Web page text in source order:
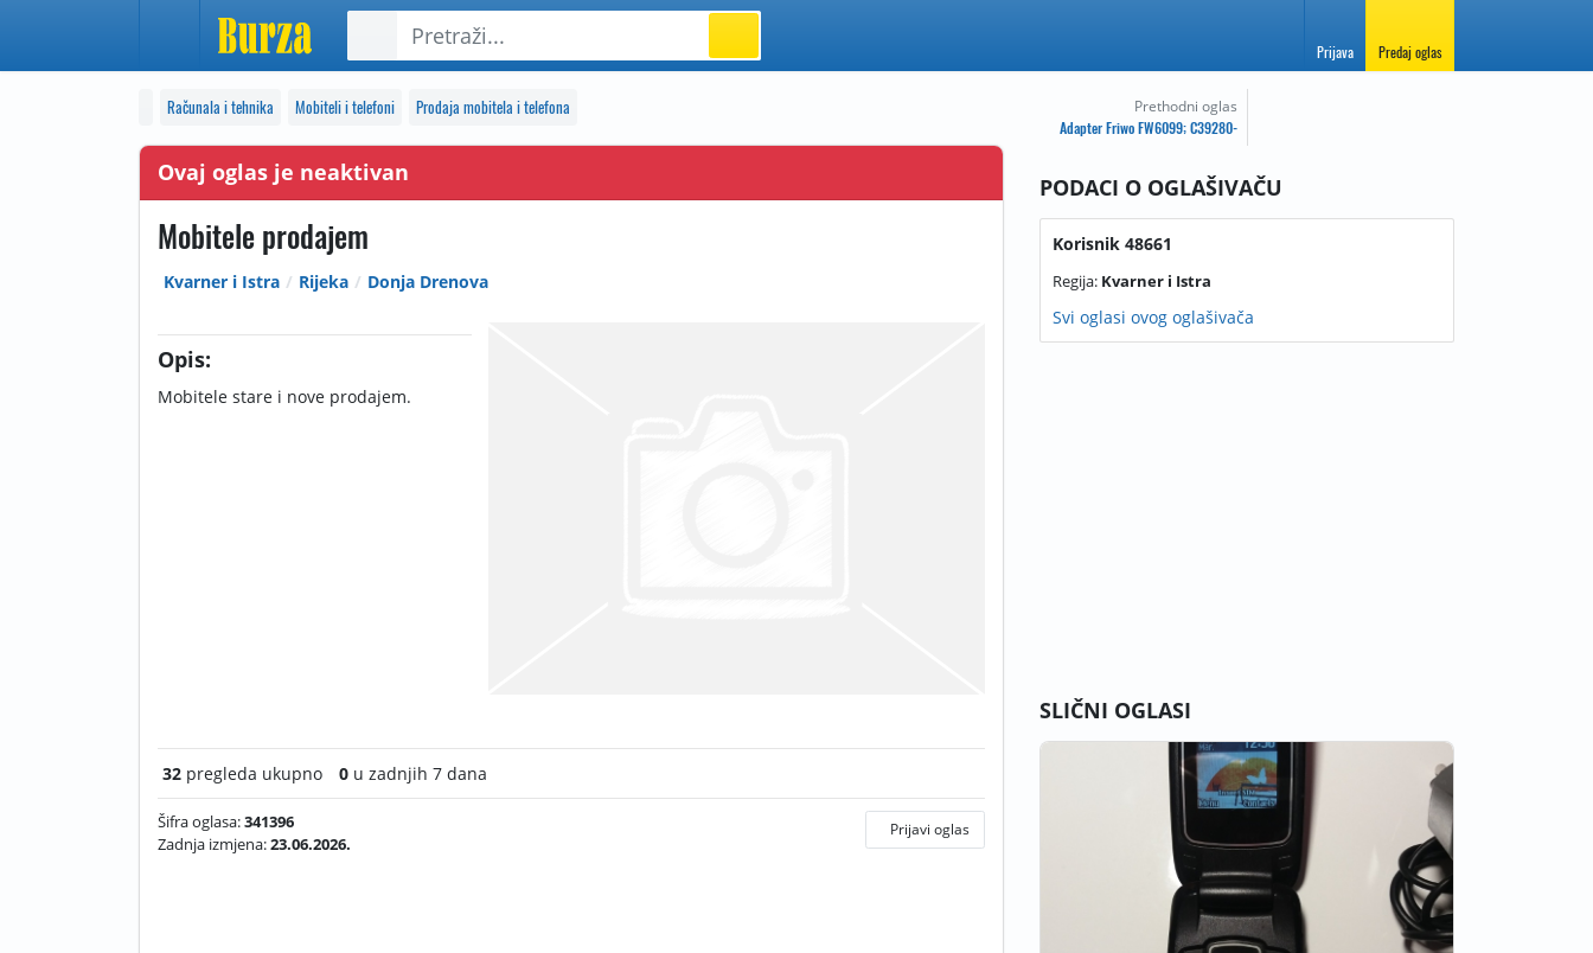
Prijava Predaj oglas
Računala i tehnika Mobiteli i telefoni Prodaja mobitela i telefona
Ovaj oglas je neaktivan
Mobitele prodajem
Kvarner i Istra Rijeka Donja Drenova
Opis:
Mobitele stare i nove prodajem.
32 pregleda ukupno 0 u zadnjih 7 dana
Šifra oglasa:341396
Zadnja izmjena:23.06.2026.
Prijavi oglas
Prethodni oglas
Adapter Friwo FW6099; C39280-
PODACI O OGLAŠIVAČU
Korisnik 48661
Regija: Kvarner i Istra
Svi oglasi ovog oglašivača
SLIČNI OGLASI